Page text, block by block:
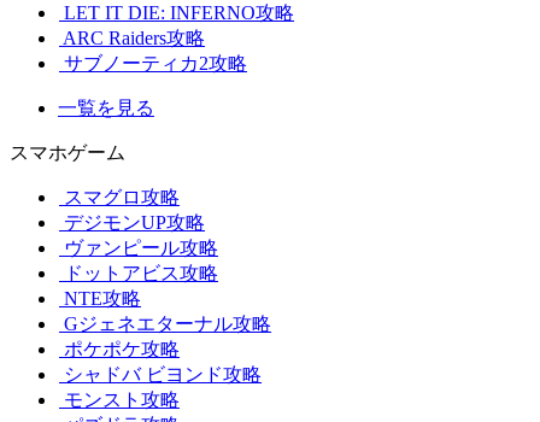
LET IT DIE: INFERNO攻略
ARC Raiders攻略
サブノーティカ2攻略
一覧を見る
スマホゲーム
スマグロ攻略
デジモンUP攻略
ヴァンピール攻略
ドットアビス攻略
NTE攻略
Gジェネエターナル攻略
ポケポケ攻略
シャドバ ビヨンド攻略
モンスト攻略